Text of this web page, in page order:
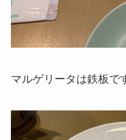
マルゲリータは鉄板で